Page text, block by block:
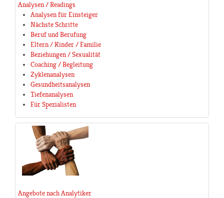
Analysen / Readings
Analysen für Einsteiger
Nächste Schritte
Beruf und Berufung
Eltern / Kinder / Familie
Beziehungen / Sexualität
Coaching / Begleitung
Zyklenanalysen
Gesundheitsanalysen
Tiefenanalysen
Für Spezialisten
Angebote nach Analytiker